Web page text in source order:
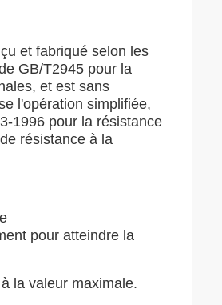
et fabriqué selon les
GB/T2945 pour la
et est sans
l'opération simplifiée,
1996 pour la résistance
résistance à la
pour atteindre la
la valeur maximale.